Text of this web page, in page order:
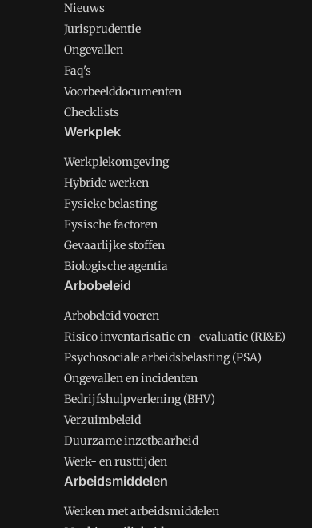
Nieuws
Jurisprudentie
Ongevallen
Faq's
Voorbeelddocumenten
Checklists
Werkplek
Werkplekomgeving
Hybride werken
Fysieke belasting
Fysische factoren
Gevaarlijke stoffen
Biologische agentia
Arbobeleid
Arbobeleid voeren
Risico inventarisatie en -evaluatie (RI&E)
Psychosociale arbeidsbelasting (PSA)
Ongevallen en incidenten
Bedrijfshulpverlening (BHV)
Verzuimbeleid
Duurzame inzetbaarheid
Werk- en rusttijden
Arbeidsmiddelen
Werken met arbeidsmiddelen